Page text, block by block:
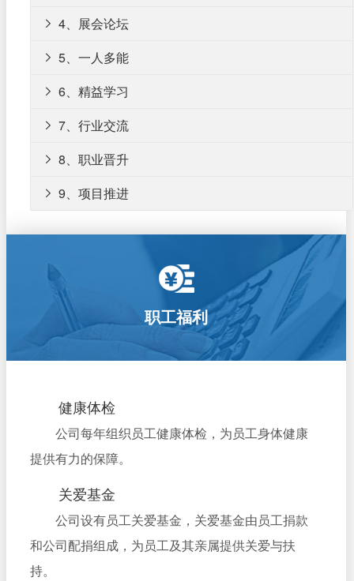
4、展会论坛

5、一人多能

6、精益学习

7、行业交流

8、职业晋升

9、项目推进

职工福利
健康体检
公司每年组织员工健康体检，为员工身体健康
提供有力的保障。
关爱基金
公司设有员工关爱基金，关爱基金由员工捐款
和公司配捐组成，为员工及其亲属提供关爱与扶
持。